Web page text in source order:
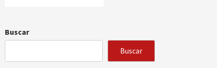
Buscar
Buscar